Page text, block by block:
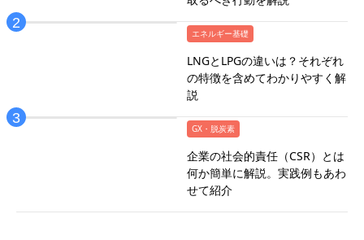
エネルギー基礎
LNGとLPGの違いは？それぞれ
の特徴を含めてわかりやすく解
説
GX・脱炭素
企業の社会的責任（CSR）とは
何か簡単に解説。実践例もあわ
せて紹介